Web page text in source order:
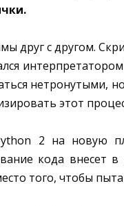
друг с другом.
нетронутыми,
этот
2 на новую
кода внесет
того, чтобы